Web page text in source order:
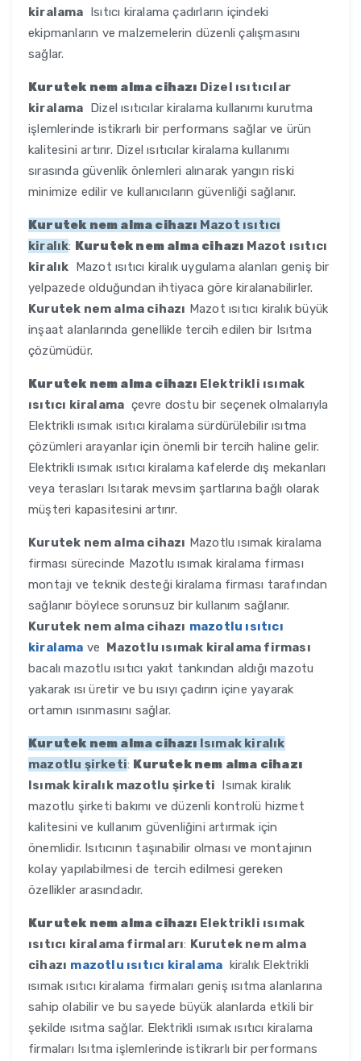
kiralama Isıtıcı kiralama çadırların içindeki
ekipmanların ve malzemelerin düzenli çalışmasını
sağlar.
Kurutek nem alma cihazı Dizel ısıtıcılar
kiralama Dizel ısıtıcılar kiralama kullanımı kurutma
işlemlerinde istikrarlı bir performans sağlar ve ürün
kalitesini artırır. Dizel ısıtıcılar kiralama kullanımı
sırasında güvenlik önlemleri alınarak yangın riski
minimize edilir ve kullanıcıların güvenliği sağlanır.
Kurutek nem alma cihazı Mazot ısıtıcı
kiralık: Kurutek nem alma cihazı Mazot ısıtıcı
kiralık Mazot ısıtıcı kiralık uygulama alanları geniş bir
yelpazede olduğundan ihtiyaca göre kiralanabilirler.
Kurutek nem alma cihazı Mazot ısıtıcı kiralık büyük
inşaat alanlarında genellikle tercih edilen bir Isıtma
çözümüdür.
Kurutek nem alma cihazı Elektrikli ısımak
ısıtıcı kiralama çevre dostu bir seçenek olmalarıyla
Elektrikli ısımak ısıtıcı kiralama sürdürülebilir ısıtma
çözümleri arayanlar için önemli bir tercih haline gelir.
Elektrikli ısımak ısıtıcı kiralama kafelerde dış mekanları
veya terasları Isıtarak mevsim şartlarına bağlı olarak
müşteri kapasitesini artırır.
Kurutek nem alma cihazı Mazotlu ısımak kiralama
firması sürecinde Mazotlu ısımak kiralama firması
montajı ve teknik desteği kiralama firması tarafından
sağlanır böylece sorunsuz bir kullanım sağlanır.
Kurutek nem alma cihazı mazotlu ısıtıcı
kiralama ve Mazotlu ısımak kiralama firması
bacalı mazotlu ısıtıcı yakıt tankından aldığı mazotu
yakarak ısı üretir ve bu ısıyı çadırın içine yayarak
ortamın ısınmasını sağlar.
Kurutek nem alma cihazı Isımak kiralık
mazotlu şirketi: Kurutek nem alma cihazı
Isımak kiralık mazotlu şirketi Isımak kiralık
mazotlu şirketi bakımı ve düzenli kontrolü hizmet
kalitesini ve kullanım güvenliğini artırmak için
önemlidir. Isıtıcının taşınabilir olması ve montajının
kolay yapılabilmesi de tercih edilmesi gereken
özellikler arasındadır.
Kurutek nem alma cihazı Elektrikli ısımak
ısıtıcı kiralama firmaları: Kurutek nem alma
cihazı mazotlu ısıtıcı kiralama kiralık Elektrikli
ısımak ısıtıcı kiralama firmaları geniş ısıtma alanlarına
sahip olabilir ve bu sayede büyük alanlarda etkili bir
şekilde ısıtma sağlar. Elektrikli ısımak ısıtıcı kiralama
firmaları Isıtma işlemlerinde istikrarlı bir performans